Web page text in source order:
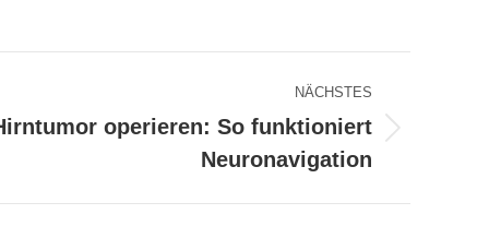
NÄCHSTES
operieren: So funktioniert
Neuronavigation